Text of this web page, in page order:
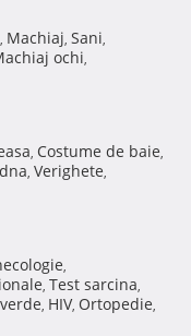
, Machiaj, Sani,
ochi,
, Costume de baie,
, Verighete,
,
, Test sarcina,
, HIV, Ortopedie,